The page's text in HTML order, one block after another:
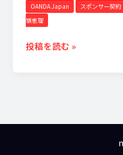
OANDA Japan スポンサー契約
嶺恵理
嶺
恵
選
投稿を読む »